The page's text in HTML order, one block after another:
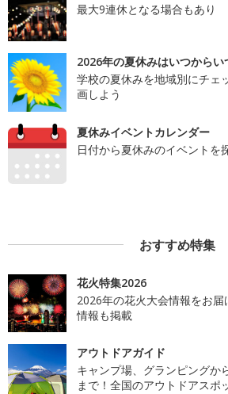
最大9連休となる場合もあり
2026年の夏休みはいつからい
学校の夏休みを地域別にチェ
画しよう
夏休みイベントカレンダー
日付から夏休みのイベントを
おすすめ特集
花火特集2026
2026年の花火大会情報をお
情報も掲載
アウトドアガイド
キャンプ場、グランピングか
まで！全国のアウトドアスポ